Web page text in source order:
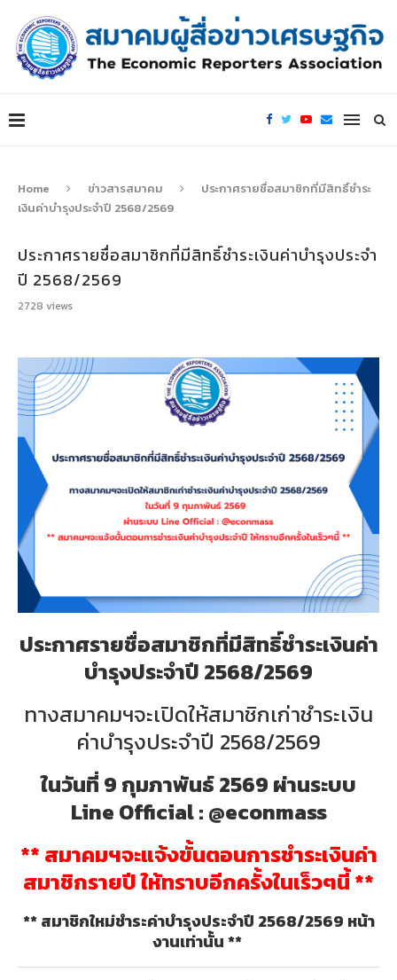
Home ข่าวสารสมาคม
ประกาศรายชื่อสมาชิกที่มีสิทธิ์ชำระ
เงินค่าบำรุงประจำปี 2568/2569
ประกาศรายชื่อสมาชิกที่มีสิทธิ์ชำระเงินค่าบำรุงประจำ
ปี 2568/2569
2728 views
ประกาศรายชื่อสมาชิกที่มีสิทธิ์ชำระเงินค่า
บำรุงประจำปี 2568/2569
ทางสมาคมฯจะเปิดให้สมาชิกเก่าชำระเงิน
ค่าบำรุงประจำปี 2568/2569
ในวันที่ 9 กุมภาพันธ์ 2569 ผ่านระบบ
Line Official : @econmass
** สมาคมฯจะแจ้งขั้นตอนการชำระเงินค่า
สมาชิกรายปี ให้ทราบอีกครั้งในเร็วๆนี้ **
** สมาชิกใหม่ชำระค่าบำรุงประจำปี 2568/2569 หน้า
งานเท่านั้น **